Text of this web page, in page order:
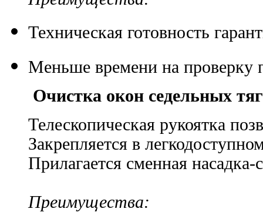
Техническая готовность
Меньше времени на проверку
Очистка окон седельных
Телескопическая рукоятка
Закрепляется в
Прилагается сменная насадка-
Преимущества: